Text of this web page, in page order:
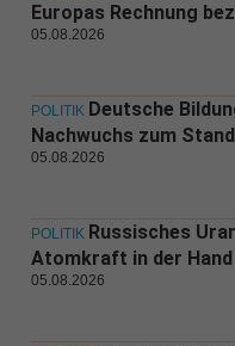
Europas Rechnung
05.08.2026
POLITIK Deutsche
Nachwuchs zum
05.08.2026
POLITIK Russisches
Atomkraft in der Hand
05.08.2026